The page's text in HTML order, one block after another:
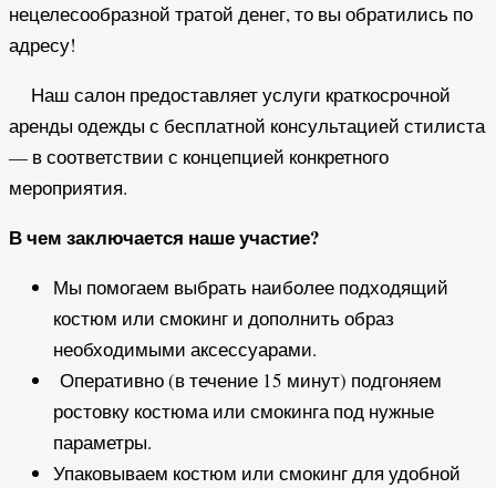
нецелесообразной тратой денег, то вы обратились по
адресу!
Наш салон предоставляет услуги краткосрочной
аренды одежды с бесплатной консультацией стилиста
— в соответствии с концепцией конкретного
мероприятия.
В чем заключается наше участие?
Мы помогаем выбрать наиболее подходящий
костюм или смокинг и дополнить образ
необходимыми аксессуарами.
Оперативно (в течение 15 минут) подгоняем
ростовку костюма или смокинга под нужные
параметры.
Упаковываем костюм или смокинг для удобной